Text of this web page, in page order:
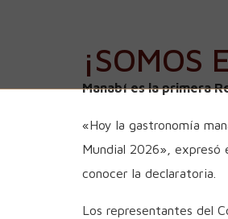
¡SOMOS
Manabí es la primera
«Hoy la gastronomía
Mundial 2026», expresó
conocer la declaratoria.
Los representantes del